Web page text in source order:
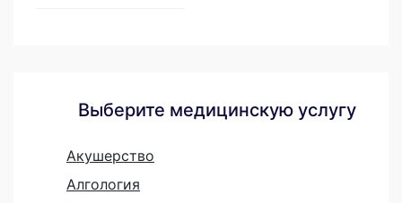
Выберите медицинскую услугу
Акушерство
Алгология